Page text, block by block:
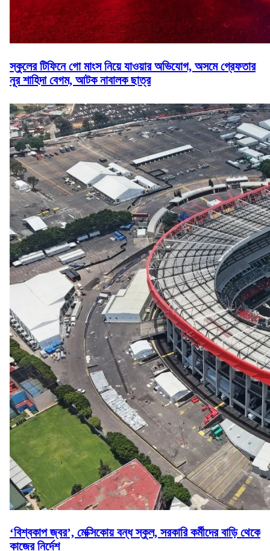
স্কুলের টিফিনে গো মাংস নিয়ে যাওয়ার অভিযোগ, অসমে গ্রেফতার
নূর শাহিদা বেগম, আটক নাবালক ছাত্র
‘বিশ্বকাপ জ্বর’, মেক্সিকোয় বন্ধ স্কুল, সরকারি কর্মীদের বাড়ি থেকে
কাজের নির্দেশ